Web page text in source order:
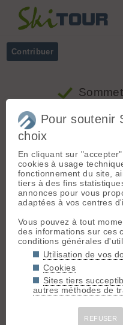
Contribuer
Massifs Alpes Grées N
Nom
Le Roc Noir
Col du Mont, sommet 2843m
Grand Assaly
Pour soutenir
choix
En cliquant sur
cookies à usage
fonctionnement du site,
tiers à des fins
annonces pour vous
adaptées à vos centres
Vous pouvez à tout
des informations sur ces
conditions générales
Utilisation de vos
Cookies
Sites tiers
autres méthodes de
REFUSER